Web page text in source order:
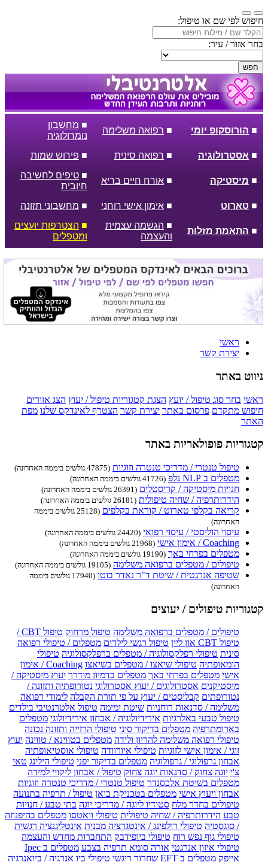
חיפוש לפי שם או טיפול:
בחר אזור / עיר:
חפש
■ הורוסקופ יומי ■ רפואה משלימה
■ מחשבון
נומרולוגיה
■ אסטרולוגיה ■ רפואה סינית ■ פירוש שמות
■ מיסטיקה ■ אורח חיים בריא
■ טיפים לחשיבה
חיובית
■ טארוט ■ אימון אישי רוחני ■ מחשבוני תזונה
■ התאמת מזלות
■ הגשמה עצמית
והעצמה
■ הצטרפות יועצים
ומטפלים
ראשי
יצירת קשר
ניווט באתר
ראשי בחר סוג טיפול / יועץ הצגת קטגוריות טיפול / יעוץ הצג אזורים
חיפוש מתקדם פרסום באתר יצירת קשר הצטרף לאינדקס שלנו מפת
האתר
קטגוריות פופולאריות באתר
טיפול טנטרי / מדריכי טנטרה וזוגיות (47875 גולשים ביממה האחרונה)
מטפלים ב NLP נלפ (41726 גולשים ביממה האחרונה)
חנויות מיסטיקה / קריסטלים (26391 גולשים ביממה האחרונה)
הידרותרפיה / שחיה טיפולית (26181 גולשים ביממה האחרונה)
קריאה בקלפי טארוט / קוראת בקלפים
(25128 גולשים ביממה
האחרונה)
עיסוי הוליסטי / עיסוי רפואי (24420 גולשים ביממה האחרונה)
Coaching / אימון אישי (21968 גולשים ביממה האחרונה)
מטפלים בפרחי באך (19190 גולשים ביממה האחרונה)
טיפולים / מטפלים ברפואה משלימה (19105 גולשים ביממה האחרונה)
שטיפה אנרגטית / שיטת ד"ר נאדר בוטו
(17940 גולשים ביממה
האחרונה)
קטגוריות טיפולים / יעוצים
טיפולים / מטפלים ברפואה משלימה טיפול מרחוק
טיפול CBT /
טיפול CBT און ליין
טיפול רגשי לילדים מטפלים / טיפולי רפואה
סינית טיפולי רפלקסולוגיה / מטפלים ברפלקסולוגיה טיפולי
הומאופתיה טיפולי שיאצו / מטפלים בשיאצו
Coaching / אימון
אישי מטפלים בפרחי באך מטפלים בדמיון מודרך יעוץ מיסטיקה /
מיסטיקנים אסטרולוגים / יעוץ אסטרולוגי נטורופתיה ותזונה /
נטורופתים קבליסטים / יעוץ על פי תורת הקבלה לימודי רפואה
משלימה / סדנאות רוחניות שיטת ימימה טיפול אלטרנטיבי בילדים
טיפול טבעי באלרגיות אירידיולוגיה / אבחון אירידיולוגי מטפלים
בארומתרפיה מטפלים בדיקור סיני טיפולי הרזייה ותזונה נכונה
טיפולי רפואה משלימה להריון ולידה מטפלים בטווינא / טווינה יעוץ
זוגי / אימון אישי לזוגיות טיפולי איורוודה טיפולי אוסטיאופתיה
אבחון גרפולוגי / גרפולוגיה מטפלים בדיקור יפני טיפולי הילינג טאי
צ'י יוגה צחוק / סדנאות יוגה צחוק טיפול / אבחון ליקויי למידה
מטפלים בשיטת אלכסנדר טיפול טנטרי / מדריכי טנטרה וזוגיות
אבחון ויעוץ אישי מטפלים בטכניקת בואן טיפול / תרפיה בתנועה
טיפולים בחדר מלח סטודיו ליוגה / מדריכי יוגה בתי טבע / חנויות
טבע הידרותרפיה / שחיה טיפולית טיפולי וואטסו מטפלים בהיפנוזה
/ סוגסטיה טיפולי רולפינג / אינטגרציה מבנית אינטליגנציה רגשית
טיפולי גוף נפש רוח טיפולי ביופידבק התחברות מחדש והעצמה
טיפולי איזון אנרגטי אורה סומא תרפיה בצבע
מטפלים ב Ipec
אייפק מטפלים ב EFT שחרור ריגשי
טיפולי ביו אנרגיה / ביואנרגיה